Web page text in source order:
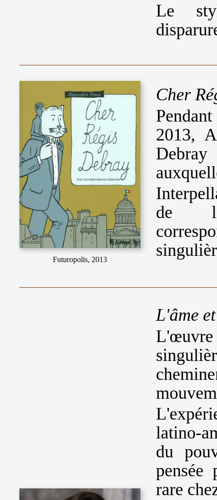
Le
Futuropolis, 2013
Cher
2013,
de
L'âme
latino-
du
pensée
rare